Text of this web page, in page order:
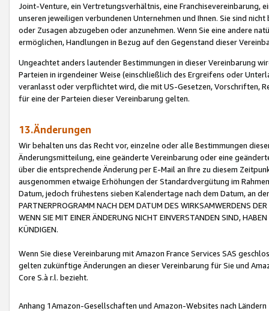
Joint-Venture, ein Vertretungsverhältnis, eine Franchisevereinbarung,
unseren jeweiligen verbundenen Unternehmen und Ihnen. Sie sind
oder Zusagen abzugeben oder anzunehmen. Wenn Sie eine andere
ermöglichen, Handlungen in Bezug auf den Gegenstand dieser
Ungeachtet anders lautender Bestimmungen in dieser Vereinbarung
Parteien in irgendeiner Weise (einschließlich des Ergreifens oder
veranlasst oder verpflichtet wird, die mit US-Gesetzen, Vorschriften,
für eine der Parteien dieser Vereinbarung gelten.
13.Änderungen
Wir behalten uns das Recht vor, einzelne oder alle Bestimmungen
Änderungsmitteilung, eine geänderte Vereinbarung oder eine
über die entsprechende Änderung per E-Mail an Ihre zu diesem
ausgenommen etwaige Erhöhungen der Standardvergütung im
Datum, jedoch frühestens sieben Kalendertage nach dem Datum, an
PARTNERPROGRAMM NACH DEM DATUM DES WIRKSAMWERDENS
WENN SIE MIT EINER ÄNDERUNG NICHT EINVERSTANDEN SIND,
KÜNDIGEN.
Wenn Sie diese Vereinbarung mit Amazon France Services SAS
gelten zukünftige Änderungen an dieser Vereinbarung für Sie und
Core S.à r.l. bezieht.
Anhang 1Amazon-Gesellschaften und Amazon-Websites nach Ländern